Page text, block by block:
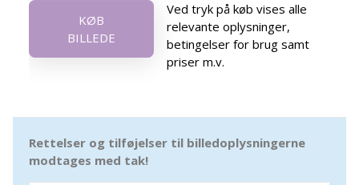
KØB
BILLEDE
Ved tryk på køb vises alle
relevante oplysninger,
betingelser for brug samt
priser m.v.
Rettelser og tilføjelser til billedoplysningerne
modtages med tak!